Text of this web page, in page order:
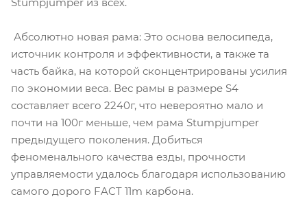
Абсолютно новая рама: Это основа велосипеда,
источник контроля и эффективности, а также та
часть байка, на которой сконцентрированы усилия
по экономии веса. Вес рамы в размере S4
составляет всего 2240г, что невероятно мало и
почти на 100г меньше, чем рама Stumpjumper
предыдущего поколения. Добиться
феноменального качества езды, прочности
управляемости удалось благодаря использованию
самого дорого FACT 11m карбона.